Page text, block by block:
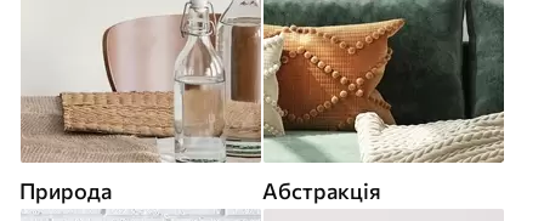
Природа Абстракція